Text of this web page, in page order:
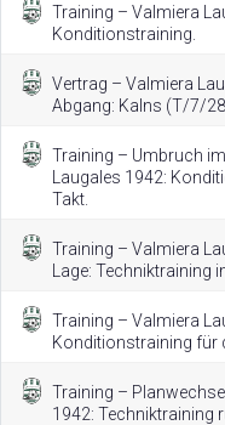
Training – Valmiera
Konditionstraining.
Vertrag – Valmiera
Abgang: Kalns (T/7/
Training – Umbruch
Laugales 1942:
Takt.
Training – Valmiera
Lage: Techniktraining
Training – Valmiera
Konditionstraining für
Training –
1942: Techniktraining